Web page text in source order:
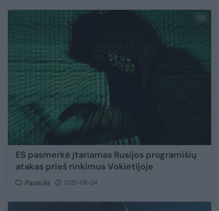
1
ES pasmerkė įtariamas Rusijos programišių
atakas prieš rinkimus Vokietijoje
Pasaulis 2021-09-24